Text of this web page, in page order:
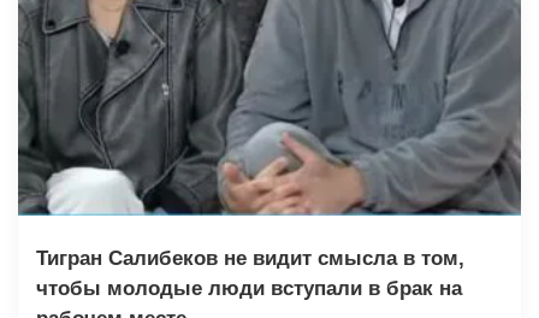
Тигран Салибеков не видит смысла в том,
чтобы молодые люди вступали в брак на